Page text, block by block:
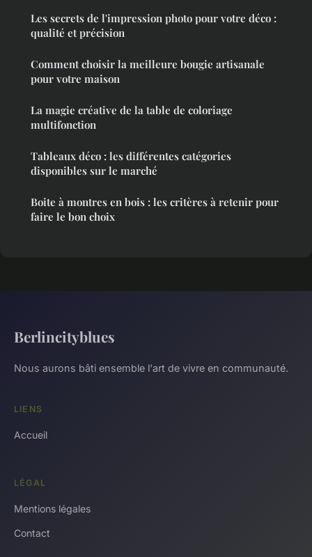
Les secrets de l'impression photo pour votre déco :
qualité et précision
Comment choisir la meilleure bougie artisanale
pour votre maison
La magie créative de la table de coloriage
multifonction
Tableaux déco : les différentes catégories
disponibles sur le marché
Boite à montres en bois : les critères à retenir pour
faire le bon choix
Berlincityblues
Nous aurons bâti ensemble l'art de vivre en communauté.
LIENS
Accueil
LÉGAL
Mentions légales
Contact